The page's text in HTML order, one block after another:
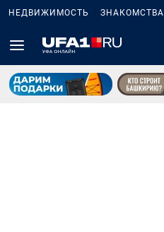
НЕДВИЖИМОСТЬ ЗНАКОМСТВА